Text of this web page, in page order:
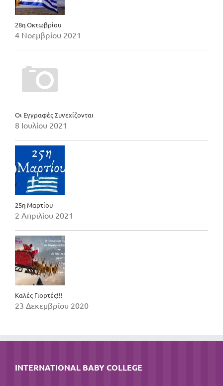
28η Οκτωβρίου
4 Νοεμβρίου 2021
Οι Εγγραφές Συνεχίζονται
8 Ιουλίου 2021
25η Μαρτίου
2 Απριλίου 2021
Καλές Γιορτές!!!
23 Δεκεμβρίου 2020
INTERNATIONAL BABY COLLEGE